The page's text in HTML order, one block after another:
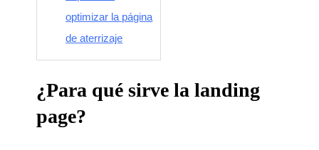
optimizar la página
de aterrizaje
¿Para qué sirve la landing
page?